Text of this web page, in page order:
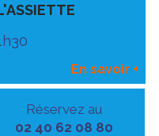
En savoir +
Réservez au
02 40 62 08 80